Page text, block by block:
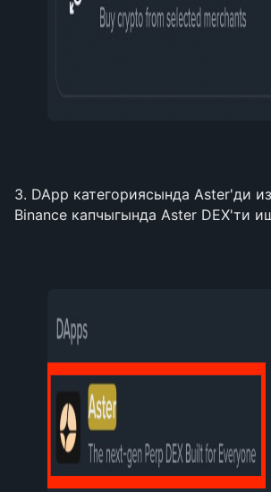
3. DApp категориясында Aster'ди
Binance капчыгында Aster DEX'ти